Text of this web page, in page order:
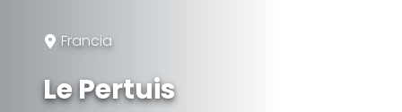
Francia
Le Pertuis